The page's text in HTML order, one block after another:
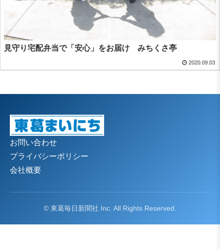
見守り宅配弁当で「安心」をお届け みちくさ亭
2020.09.03
お問い合わせ
プライバシーポリシー
会社概要
© 東葛毎日新聞社 Inc. All Rights Reserved.